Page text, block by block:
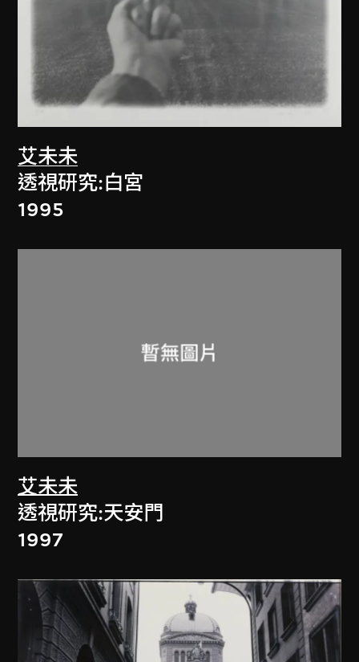
艾未未
透視研究:白宮
1995
艾未未
透視研究:天安門
1997